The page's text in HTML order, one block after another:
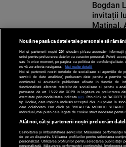
SPORT
Bogdan
invitații
Matinal,
Nouă ne pasă ca datele tale personale să
Noi și partenerii noștri 201 stocăm și/sau accesăm informații
unici pentru prelucrarea datelor cu caracter personal. Puteți
sau în orice moment, pe pagina cu politica de confidențialitate.
nu vă vor afecta navigarea.
Mai multe detalii
Noi si partenerii nostri (retelele de socializare si agentiile de
servicii de date analitice) prelucram date pentru a permite
continutul si anunturile publicitare afisate in functie de
functionalitati aferente retelelor de socializare si pentru a
prevazute de art. 15-22 din GDPR in legatura cu prelucrarea
exercitate prin modalitatea indicataaici . Prin click pe
tip Cookie, care implica inclusiv acceptul dvs. cu privire la
care colaboram. Prin click pe “VREAU SA MODIFIC
individual, mai putin cele legate de cookie strict necesare pentru
Atât noi, cât și partenerii noștri prelucrăm
Dezvoltarea și îmbunătățirea serviciilor. Măsurarea
de pe un dispozitiv. Utilizarea profilurilor pentru selectarea
personalizat. Utilizarea profilurilor pentru selectarea publicității
personalizată. Măsurarea performanței conținutului.